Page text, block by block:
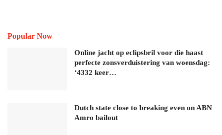
Popular Now
Online jacht op eclipsbril voor die haast
perfecte zonsverduistering van woensdag:
‘4332 keer…
Dutch state close to breaking even on ABN
Amro bailout